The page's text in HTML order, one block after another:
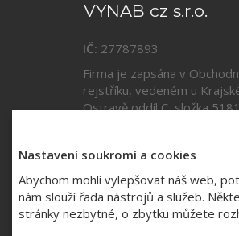
Nastavení soukromí a cookies
Abychom mohli vylepšovat náš web,
nám slouží řada nástrojů a služeb.
stránky nezbytné, o zbytku můžete
VYNAB cz s.r.o.
IČ: 27787893
Firma je zapsána v
rejstříku, vedeném u
Ostravě oddíl C, složka